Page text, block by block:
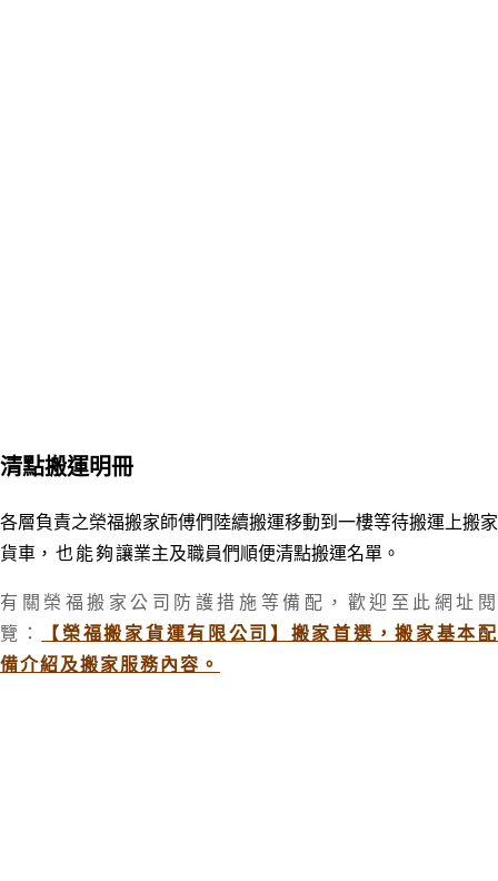
清點搬運明冊
各層負責之榮福搬家師傅們陸續搬運移動到一樓等待搬運上搬家
貨車 ，也能夠讓業主及職員們順便清點搬運名單。
有關榮福搬家公司防護措施等備配 ，歡迎至此網址閱
覽：
【榮福搬家貨運有限公司】搬家首選，搬家基本配
備介紹及搬家服務內容。